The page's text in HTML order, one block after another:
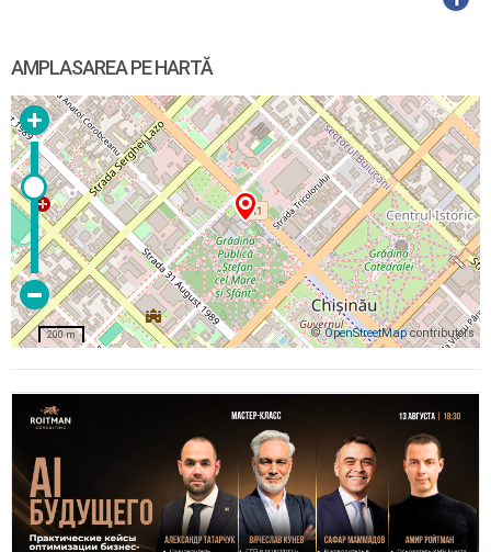
AMPLASAREA PE HARTĂ
©OpenStreetMapcontributors
200 m